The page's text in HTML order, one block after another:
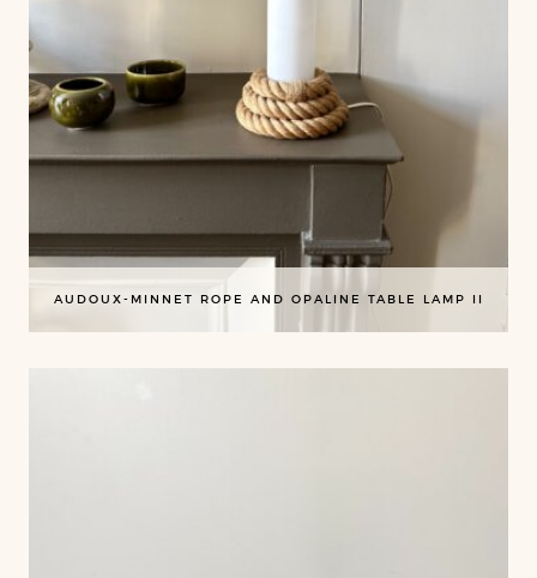
AUDOUX-MINNET ROPE AND OPALINE TABLE LAMP II